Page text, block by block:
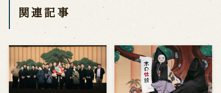
WEB予約
メールフォームから予約
お電話で予約
求人情報
※株式会社うずのくに南あわじの求人情報ページへ移動します
関連記事